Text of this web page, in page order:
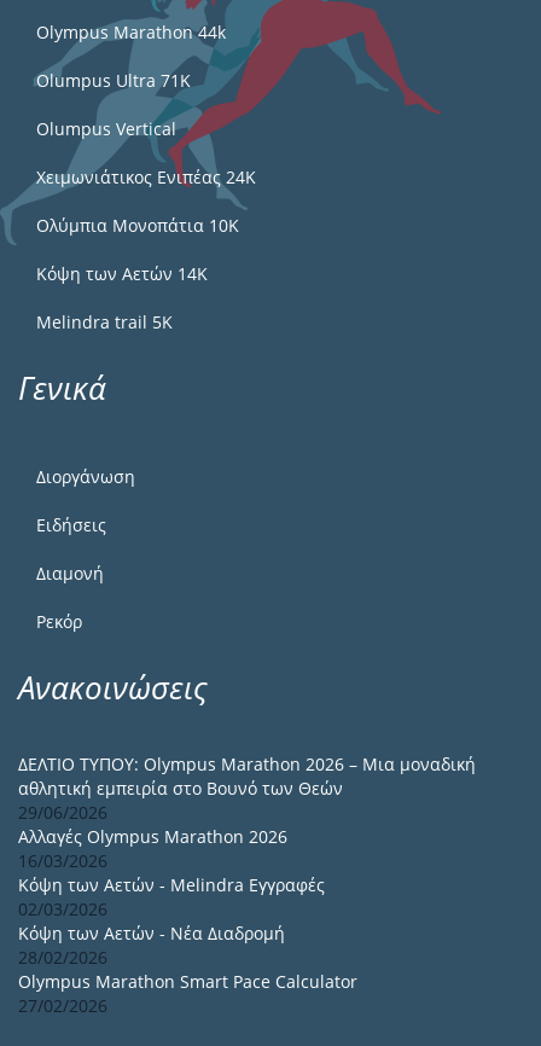
Olympus Marathon 44k
Olumpus Ultra 71K
Olumpus Vertical
Χειμωνιάτικος Ενιπέας 24Κ
Ολύμπια Μονοπάτια 10Κ
Κόψη των Αετών 14Κ
Melindra trail 5Κ
Γενικά
Διοργάνωση
Ειδήσεις
Διαμονή
Ρεκόρ
Ανακοινώσεις
ΔΕΛΤΙΟ ΤΥΠΟΥ: Olympus Marathon 2026 – Μια μοναδική
αθλητική εμπειρία στο Βουνό των Θεών
29/06/2026
Αλλαγές Olympus Marathon 2026
16/03/2026
Κόψη των Αετών - Melindra Εγγραφές
02/03/2026
Κόψη των Αετών - Νέα Διαδρομή
28/02/2026
Olympus Marathon Smart Pace Calculator
27/02/2026